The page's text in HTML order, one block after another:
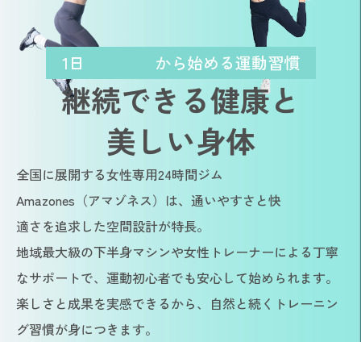
1日 から始める運動習慣
継続できる健康と
美しい身体
全国に展開する女性専用24時間ジム
Amazones（アマゾネス）は、通いやすさと快
適さを追求した空間設計が特長。
地域最大級の下半身マシンや女性トレーナーによる丁寧
なサポートで、運動初心者でも安心して始められます。
楽しさと成果を実感できるから、自然と続くトレーニン
グ習慣が身につきます。